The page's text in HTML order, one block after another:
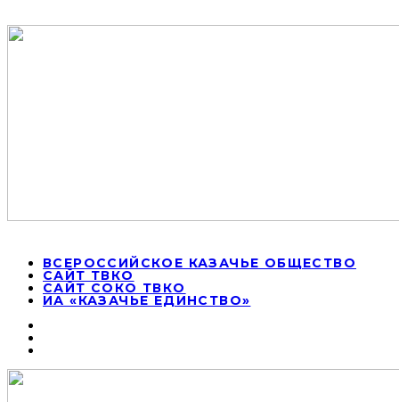
ВСЕРОССИЙСКОЕ КАЗАЧЬЕ ОБЩЕСТВО
САЙТ ТВКО
САЙТ СОКО ТВКО
ИА «КАЗАЧЬЕ ЕДИНСТВО»